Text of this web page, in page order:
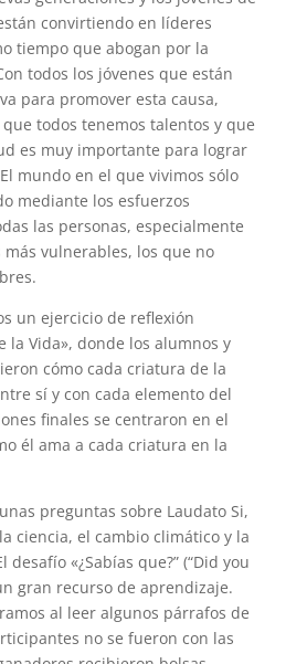
convirtiendo en líderes
tiempo que abogan por la
todos los jóvenes que están
para promover esta causa,
todos tenemos talentos y que
es muy importante para lograr
mundo en el que vivimos sólo
mediante los esfuerzos
las personas, especialmente
vulnerables, los que no
un ejercicio de reflexión
la Vida», donde los alumnos y
cómo cada criatura de la
sí y con cada elemento del
finales se centraron en el
él ama a cada criatura en la
preguntas sobre Laudato Si,
ciencia, el cambio climático y la
desafío «¿Sabías que?” (“Did you
gran recurso de aprendizaje.
al leer algunos párrafos de
no se fueron con las